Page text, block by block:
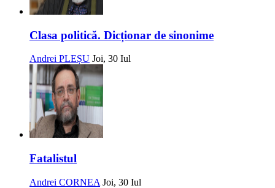
Clasa politică. Dicționar de sinonime
Andrei PLEȘU Joi, 30 Iul
Fatalistul
Andrei CORNEA Joi, 30 Iul